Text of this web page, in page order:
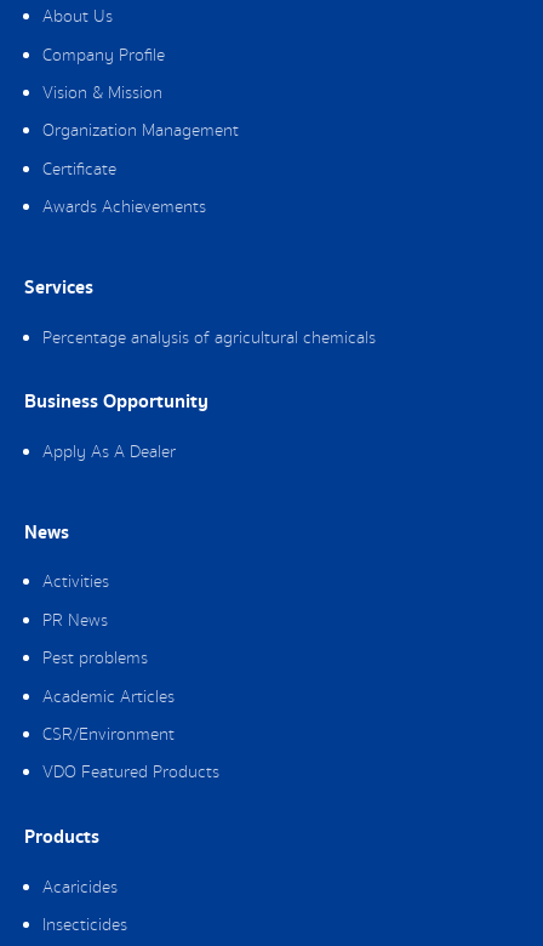
About Us
Company Profile
Vision & Mission
Organization Management
Certificate
Awards Achievements
Services
Percentage analysis of agricultural chemicals
Business Opportunity
Apply As A Dealer
News
Activities
PR News
Pest problems
Academic Articles
CSR/Environment
VDO Featured Products
Products
Acaricides
Insecticides